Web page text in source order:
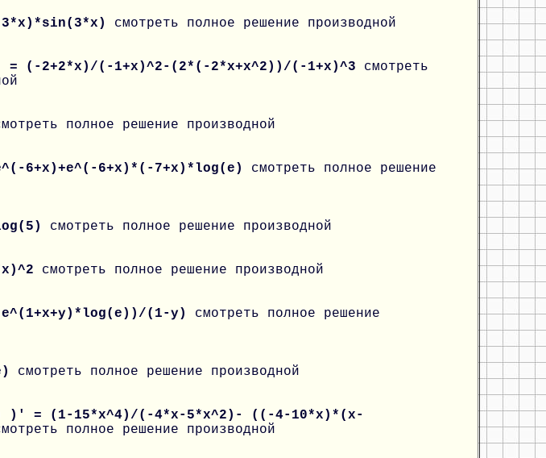
смотреть полное решение производной
(-2+2*x)/(-1+x)^2-(2*(-2*x+x^2))/(-1+x)^3 смотреть
полное решение производной
6+x)+e^(-6+x)*(-7+x)*log(e) смотреть полное решение
смотреть полное решение производной
смотреть полное решение производной
(1-y) смотреть полное решение
смотреть полное решение производной
)' = (1-15*x^4)/(-4*x-5*x^2)- ((-4-10*x)*(x-
полное решение производной